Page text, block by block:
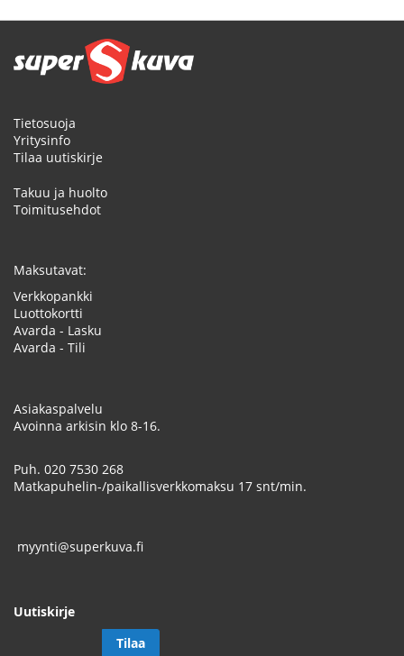
Tietosuoja
Yritysinfo
Tilaa uutiskirje
Takuu ja huolto
Toimitusehdot
Maksutavat:
Verkkopankki
Luottokortti
Avarda - Lasku
Avarda - Tili
Asiakaspalvelu
Avoinna arkisin klo 8-16.
Puh. 020 7530 268
Matkapuhelin-/paikallisverkkomaksu 17 snt/min.
myynti@superkuva.fi
Uutiskirje
Tilaa